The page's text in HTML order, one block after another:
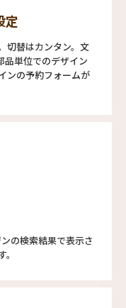
定
切替はカンタン。文
品単位でのデザイン
ンの予約フォームが
の検索結果で表示さ